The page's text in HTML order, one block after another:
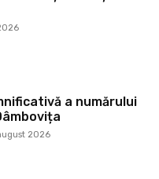
a numărului
2026